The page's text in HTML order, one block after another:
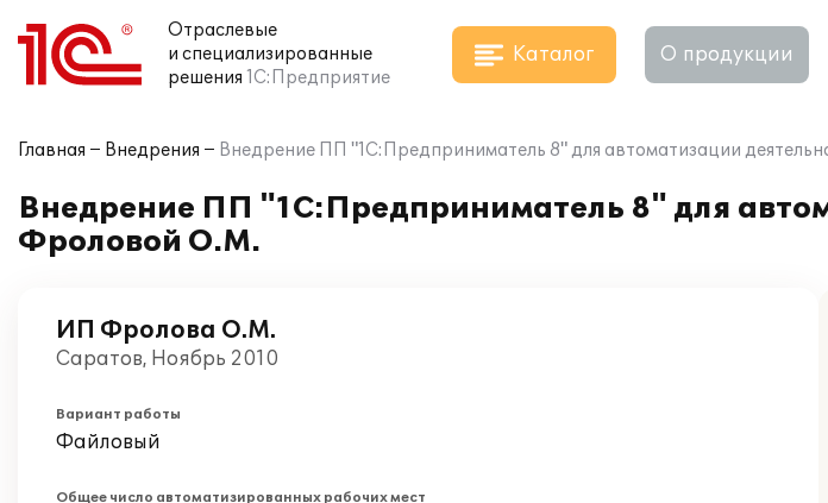
Отраслевые
и специализированные
решения 1С:Предприятие
Каталог О продукции
Главная Внедрения Внедрение ПП "1С:Предприниматель 8" для автоматизации
Внедрение ПП "1С:Предприниматель 8" для
Фроловой О.М.
ИП Фролова О.М.
Саратов, Ноябрь 2010
Вариант работы
Файловый
Общее число автоматизированных рабочих мест